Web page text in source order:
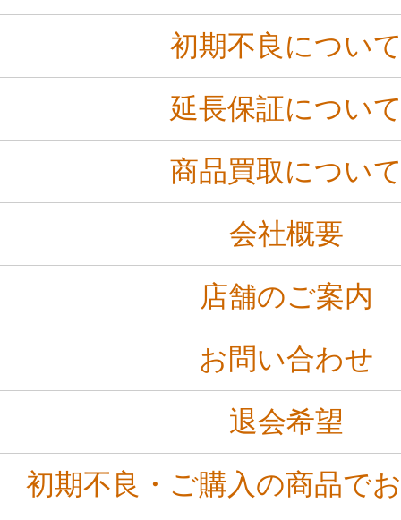
初期不良につい
延長保証につい
商品買取につい
会社概要
店舗のご案内
お問い合わせ
退会希望
初期不良・ご購入の商品で